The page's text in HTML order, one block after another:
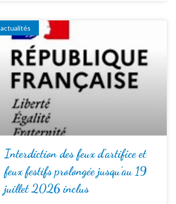
actualités
Interdiction des feux d’artifice et
feux festifs prolongée jusqu’au 19
juillet 2026 inclus